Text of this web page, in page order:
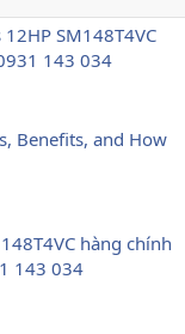
SM148T4VC
143 034
Benefits, and How
hàng chính
143 034